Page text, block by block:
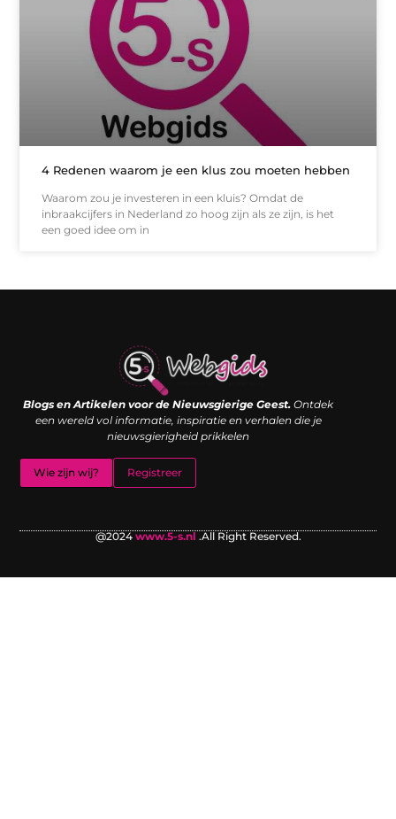
4 Redenen waarom je een klus zou moeten hebben
Waarom zou je investeren in een kluis? Omdat de
inbraakcijfers in Nederland zo hoog zijn als ze zijn, is het
een goed idee om in
Blogs en Artikelen voor de Nieuwsgierige Geest. Ontdek
een wereld vol informatie, inspiratie en verhalen die je
nieuwsgierigheid prikkelen
Wie zijn wij? Registreer
@2024 www.5-s.nl .All Right Reserved.